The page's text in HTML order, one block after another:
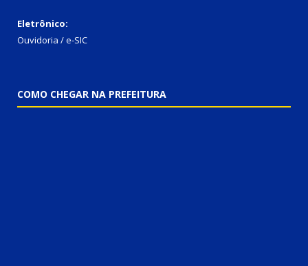
Eletrônico:
Ouvidoria / e-SIC
COMO CHEGAR NA PREFEITURA